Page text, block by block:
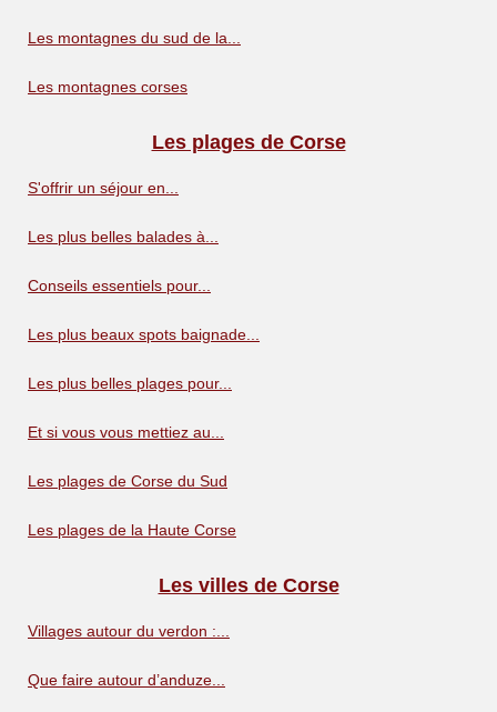
Les montagnes du sud de la...
Les montagnes corses
Les plages de Corse
S'offrir un séjour en...
Les plus belles balades à...
Conseils essentiels pour...
Les plus beaux spots baignade...
Les plus belles plages pour...
Et si vous vous mettiez au...
Les plages de Corse du Sud
Les plages de la Haute Corse
Les villes de Corse
Villages autour du verdon :...
Que faire autour d’anduze...